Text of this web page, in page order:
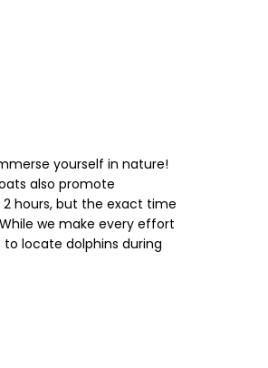
yourself in nature!
also promote
hours, but the exact time
we make every effort
locate dolphins during